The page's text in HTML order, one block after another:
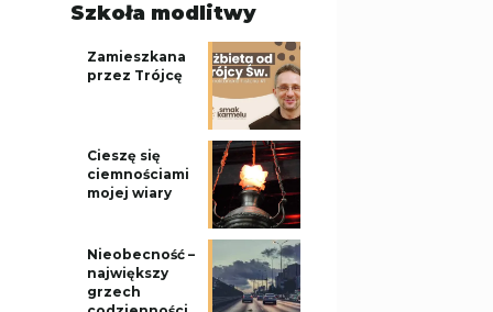
Szkoła modlitwy
Zamieszkana
przez Trójcę
Cieszę się
ciemnościami
mojej wiary
Nieobecność –
największy
grzech